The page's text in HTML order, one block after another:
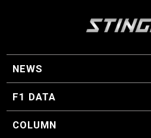
NEWS
F1 ニュース
F1 DATA
F1 日程
F1 データ
COLUMN